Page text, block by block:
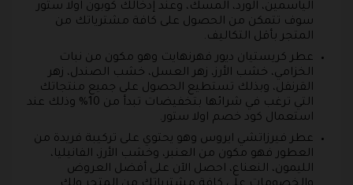
الياسمين، الورد، المسك، وعند إدخالك كوبون اولا ستور
سوف تتمكن من الحصول على كافة مشترياتك من
المتجر بأقل التكاليف.
عطر كريستيان ديور فهرنهايت وهو مكون من نبات
الخزامي، خشب الأرز، زهر العسل، خشب الصندل، زهر
القرنفل، وبذلك تستطيع الحصول على جميع منتجاتك
التي ترغب في شرائها بتخفيضات تبدأ من 10% وذلك عند
استعمال كود خصم اولا ستور.
عطر فيرزاتشي ايروس وهو يحتوي على تركيبة فريدة من
العطور فهو مكون من العنبر، وخشب الأرز، الفانيليا،
الليمون، النعناع، احصل الآن على أفضل العروض